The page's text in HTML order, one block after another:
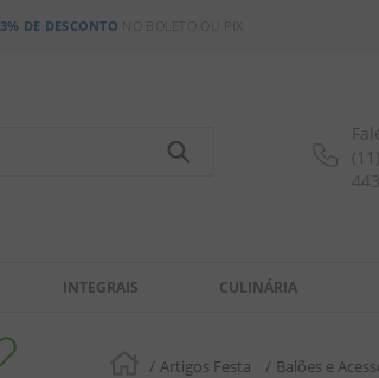
3% DE DESCONTO
INTEGRAIS CULINÁRIA
Artigos Festa Balões e